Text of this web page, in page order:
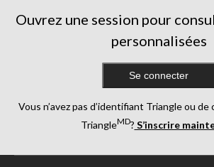
Ouvrez une session pour
personnalisées
Se connecter
Vous n’avez pas d’identifiant Triangle ou
TriangleMD? S’inscrire